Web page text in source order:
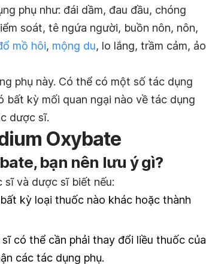
phụ như: đái dầm, đau đầu, chóng
soát, tê ngứa người, buồn nôn, nôn,
mồ hôi, mộng du, lo lắng, trầm cảm, ảo
phụ này. Có thể có một số tác dụng
bất kỳ mối quan ngại nào về tác dụng
dược sĩ.
Oxybate
bạn nên lưu ý gì?
sĩ và dược sĩ biết nếu:
kỳ loại thuốc nào khác hoặc thành
có thể cần phải thay đổi liều thuốc của
các tác dụng phụ.